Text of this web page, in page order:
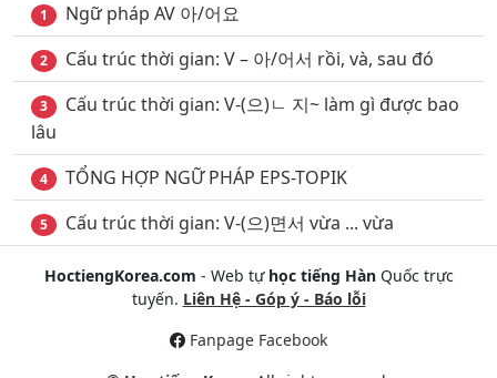
31. Ký hiệu biển báo Giao thông phần 1
32. Ký hiệu biển báo Giao thông phần 2
33. Chủ đề Những loại trái cây
34. Chủ đề quan hệ gia đình & họ hàng
35. Chủ đề nghề nghiệp phần 1
36. Chủ đề nghề nghiệp phần 2
. Chủ đề vật dụng trong phòng tắm
. Chủ đề số đếm & số thứ tự
1 Ngữ pháp AV 아/어요
2 Cấu trúc thời gian: V – 아/어서 rồi, và, sau đó
3
Cấu trúc thời gian: V-(으)ㄴ 지~ làm gì được bao
lâu
4 TỔNG HỢP NGỮ PHÁP EPS-TOPIK
5 Cấu trúc thời gian: V-(으)면서 vừa ... vừa
HoctiengKorea.com - Web tự học tiếng HànQuốc trực
tuyến. Liên Hệ - Góp ý - Báo lỗi
Fanpage Facebook